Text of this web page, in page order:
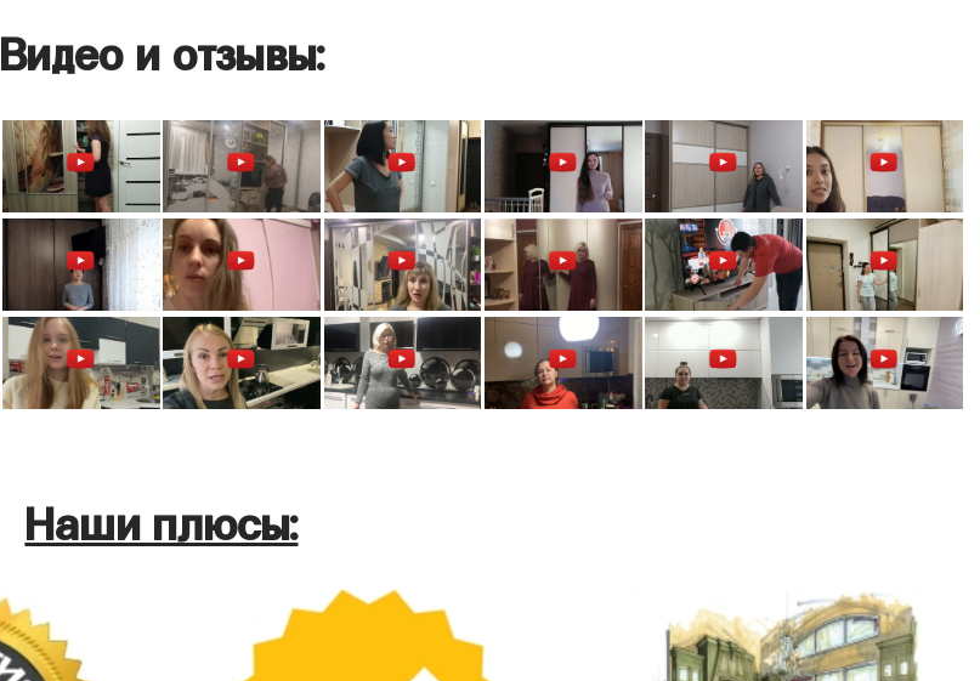
Видео и отзывы:
Наши плюсы: